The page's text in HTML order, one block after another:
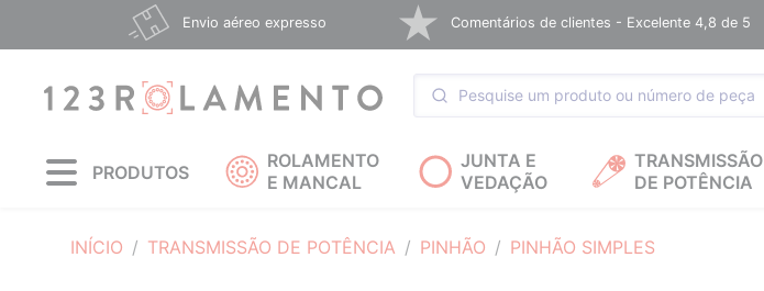
Envio aéreo expresso Comentários de clientes - Excelente 4,8 de 5
PRODUTOS
ROLAMENTO
E MANCAL
JUNTA E
VEDAÇÃO
TRANSMISSÃO
DE POTÊNCIA
INÍCIO TRANSMISSÃO DE POTÊNCIA PINHÃO PINHÃO SIMPLES